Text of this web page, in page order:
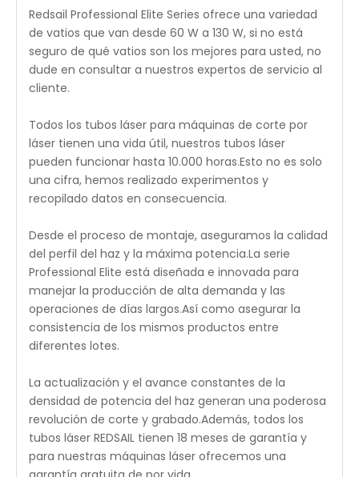
Redsail Professional Elite Series ofrece una variedad
de vatios que van desde 60 W a 130 W, si no está
seguro de qué vatios son los mejores para usted, no
dude en consultar a nuestros expertos de servicio al
cliente.
Todos los tubos láser para máquinas de corte por
láser tienen una vida útil, nuestros tubos láser
pueden funcionar hasta 10.000 horas.Esto no es solo
una cifra, hemos realizado experimentos y
recopilado datos en consecuencia.
Desde el proceso de montaje, aseguramos la calidad
del perfil del haz y la máxima potencia.La serie
Professional Elite está diseñada e innovada para
manejar la producción de alta demanda y las
operaciones de días largos.Así como asegurar la
consistencia de los mismos productos entre
diferentes lotes.
La actualización y el avance constantes de la
densidad de potencia del haz generan una poderosa
revolución de corte y grabado.Además, todos los
tubos láser REDSAIL tienen 18 meses de garantía y
para nuestras máquinas láser ofrecemos una